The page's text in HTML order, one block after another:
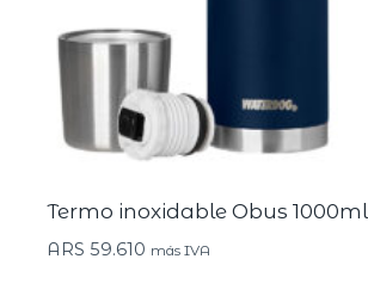
Termo inoxidable Obus 1000ml
ARS 59.610 más IVA